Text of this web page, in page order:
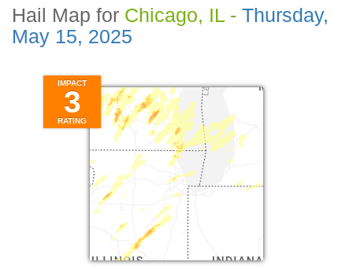
Hail Map for Chicago, IL - Thursday,
May 15, 2025
IMPACT
3
RATING